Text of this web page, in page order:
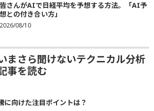
皆さんがAIで日経平均を予想する方法。「AI予
想との付き合い方」
2026/08/10
まさら聞けないテクニカル分析
事を読む
に向けた注目ポイントは？